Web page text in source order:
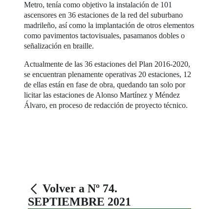
Metro, tenía como objetivo la instalación de 101
ascensores en 36 estaciones de la red del suburbano
madrileño, así como la implantación de otros elementos
como pavimentos tactovisuales, pasamanos dobles o
señalización en braille.
Actualmente de las 36 estaciones del Plan 2016-2020,
se encuentran plenamente operativas 20 estaciones, 12
de ellas están en fase de obra, quedando tan solo por
licitar las estaciones de Alonso Martínez y Méndez
Álvaro, en proceso de redacción de proyecto técnico.
Volver a Nº 74.
SEPTIEMBRE 2021